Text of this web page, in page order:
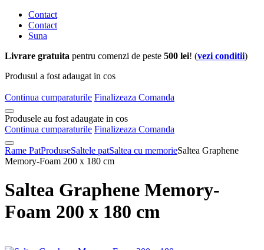
Contact
Contact
Suna
Livrare gratuita pentru comenzi de peste 500 lei! (vezi conditii)
Produsul a fost adaugat in cos
Continua cumparaturile Finalizeaza Comanda
Produsele au fost adaugate in cos
Continua cumparaturile Finalizeaza Comanda
Rame PatProduseSaltele patSaltea cu memorieSaltea Graphene
Memory-Foam 200 x 180 cm
Saltea Graphene Memory-
Foam 200 x 180 cm